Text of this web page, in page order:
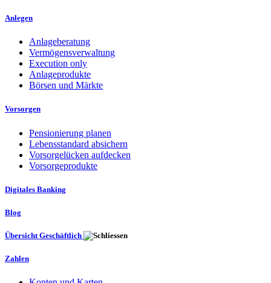
Anlegen
Anlageberatung
Vermögensverwaltung
Execution only
Anlageprodukte
Börsen und Märkte
Vorsorgen
Pensionierung planen
Lebensstandard absichern
Vorsorgelücken aufdecken
Vorsorgeprodukte
Digitales Banking
Blog
Übersicht Geschäftlich
Zahlen